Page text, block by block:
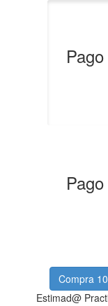
Compra
Estimad@